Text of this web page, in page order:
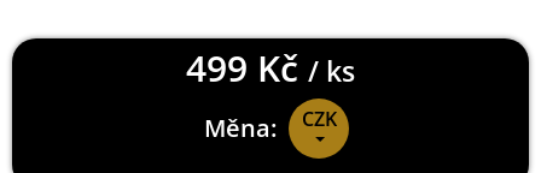
499 Kč / ks
Měna: CZK
Kč